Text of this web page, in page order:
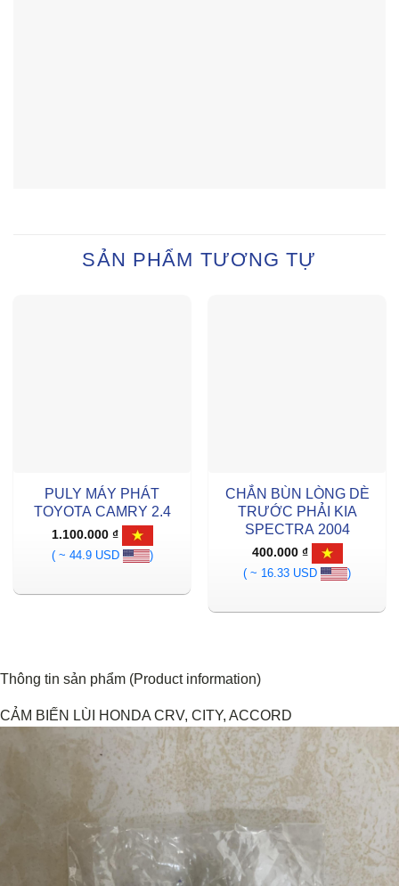
SẢN PHẨM TƯƠNG TỰ
PULY MÁY PHÁT
TOYOTA CAMRY 2.4
1.100.000 ₫
( ~ 44.9 USD
)
CHẮN BÙN LÒNG DÈ
TRƯỚC PHẢI KIA
SPECTRA 2004
400.000 ₫
( ~ 16.33 USD
)
Thông tin sản phẩm (Product information)
CẢM BIẾN LÙI HONDA CRV, CITY, ACCORD